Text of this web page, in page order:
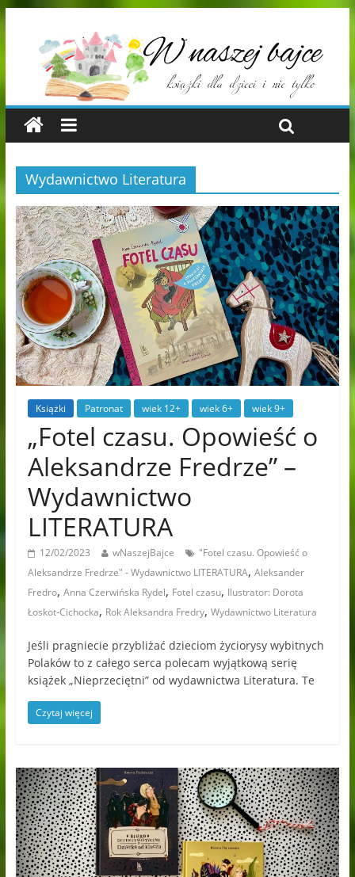
Wydawnictwo Literatura
Książki Patronat wiek 12+ wiek 6+ wiek 9+
„Fotel czasu. Opowieść o
Aleksandrze Fredrze” –
Wydawnictwo
LITERATURA
12/02/2023 wNaszejBajce
"Fotel czasu. Opowieść o
Aleksandrze Fredrze" - Wydawnictwo LITERATURA, Aleksander
Fredro, Anna Czerwińska Rydel, Fotel czasu, Ilustrator: Dorota
Łoskot-Cichocka, Rok Aleksandra Fredry, Wydawnictwo Literatura
Jeśli pragniecie przybliżać dzieciom życiorysy wybitnych
Polaków to z całego serca polecam wyjątkową serię
książek „Nieprzeciętni” od wydawnictwa Literatura. Te
Czytaj więcej